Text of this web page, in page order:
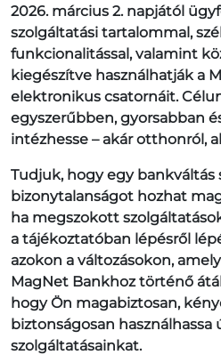
2026. március 2. napjától
szolgáltatási tartalommal,
funkcionalitással, valamint
kiegészítve használhatják a
elektronikus csatornáit.
egyszerűbben, gyorsabban
intézhesse – akár otthonról,
Tudjuk, hogy egy bankváltás
bizonytalanságot hozhat
ha megszokott
a tájékoztatóban lépésről
azokon a változásokon,
MagNet Bankhoz történő
hogy Ön magabiztosan,
biztonságosan
szolgáltatásainkat.